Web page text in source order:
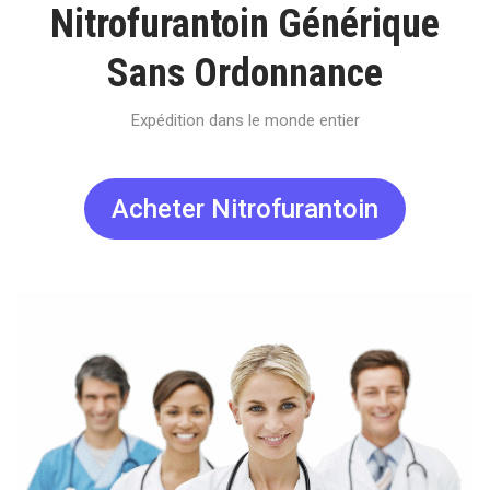
Nitrofurantoin Générique
Sans Ordonnance
Expédition dans le monde entier
Acheter Nitrofurantoin